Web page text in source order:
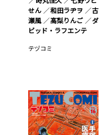
せん
和田ラヂヲ
古
瀬風
高梨りんご
ダ
ビッド・ラフエンテ
テヅコミ